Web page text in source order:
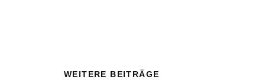
WEITERE BEITRÄGE